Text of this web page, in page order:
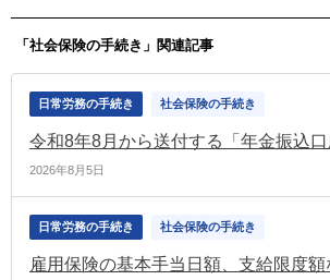
会議）
「社会保険の手続き」関連記事
日常労務の手続き 社会保険の手続き
2026年8月5日
日常労務の手続き 社会保険の手続き